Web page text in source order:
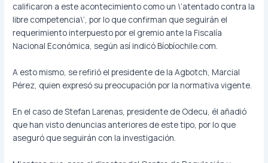
calificaron a este acontecimiento como un \’atentado contra la
libre competencia\’, por lo que confirman que seguirán el
requerimiento interpuesto por el gremio ante la Fiscalía
Nacional Económica, según así indicó Bíobíochile.com.
A esto mismo, se refirió el presidente de la Agbotch, Marcial
Pérez, quien expresó su preocupación por la normativa vigente.
En el caso de Stefan Larenas, presidente de Odecu, él añadió
que han visto denuncias anteriores de este tipo, por lo que
aseguró que seguirán con la investigación.